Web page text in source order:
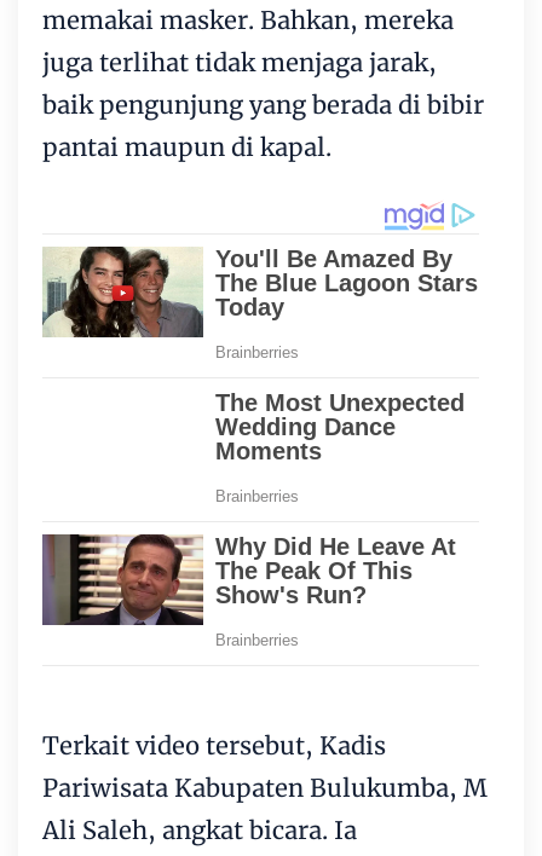
memakai masker. Bahkan, mereka
juga terlihat tidak menjaga jarak,
baik pengunjung yang berada di bibir
pantai maupun di kapal.
Terkait video tersebut, Kadis
Pariwisata Kabupaten Bulukumba, M
Ali Saleh, angkat bicara. Ia